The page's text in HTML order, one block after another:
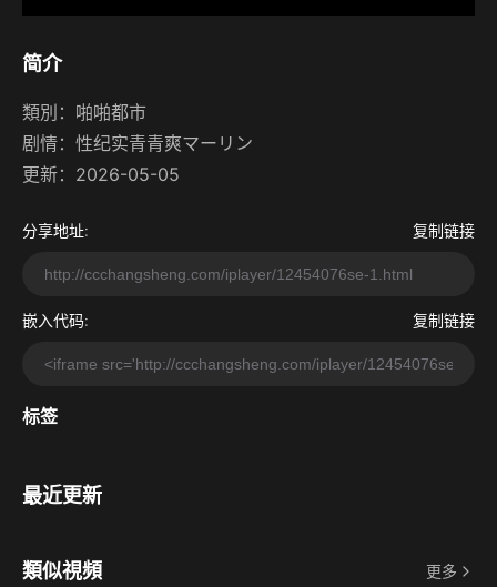
简介
類別： 啪啪都市
剧情： 性纪实青青爽マーリン
更新：2026-05-05
分享地址: 复制链接
嵌入代码: 复制链接
标签
最近更新
類似視頻 更多